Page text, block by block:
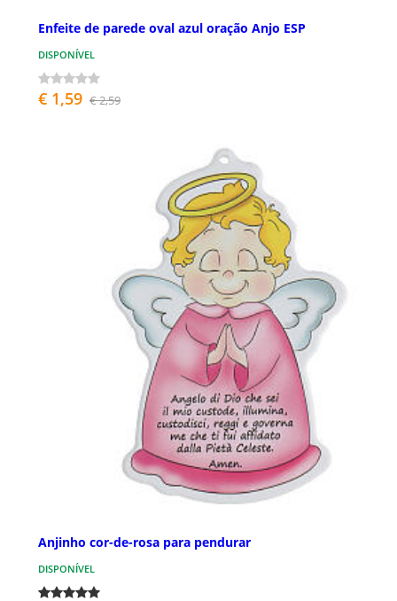
Enfeite de parede oval azul oração Anjo ESP
DISPONÍVEL
€ 1,59 € 2,59
Anjinho cor-de-rosa para pendurar
DISPONÍVEL